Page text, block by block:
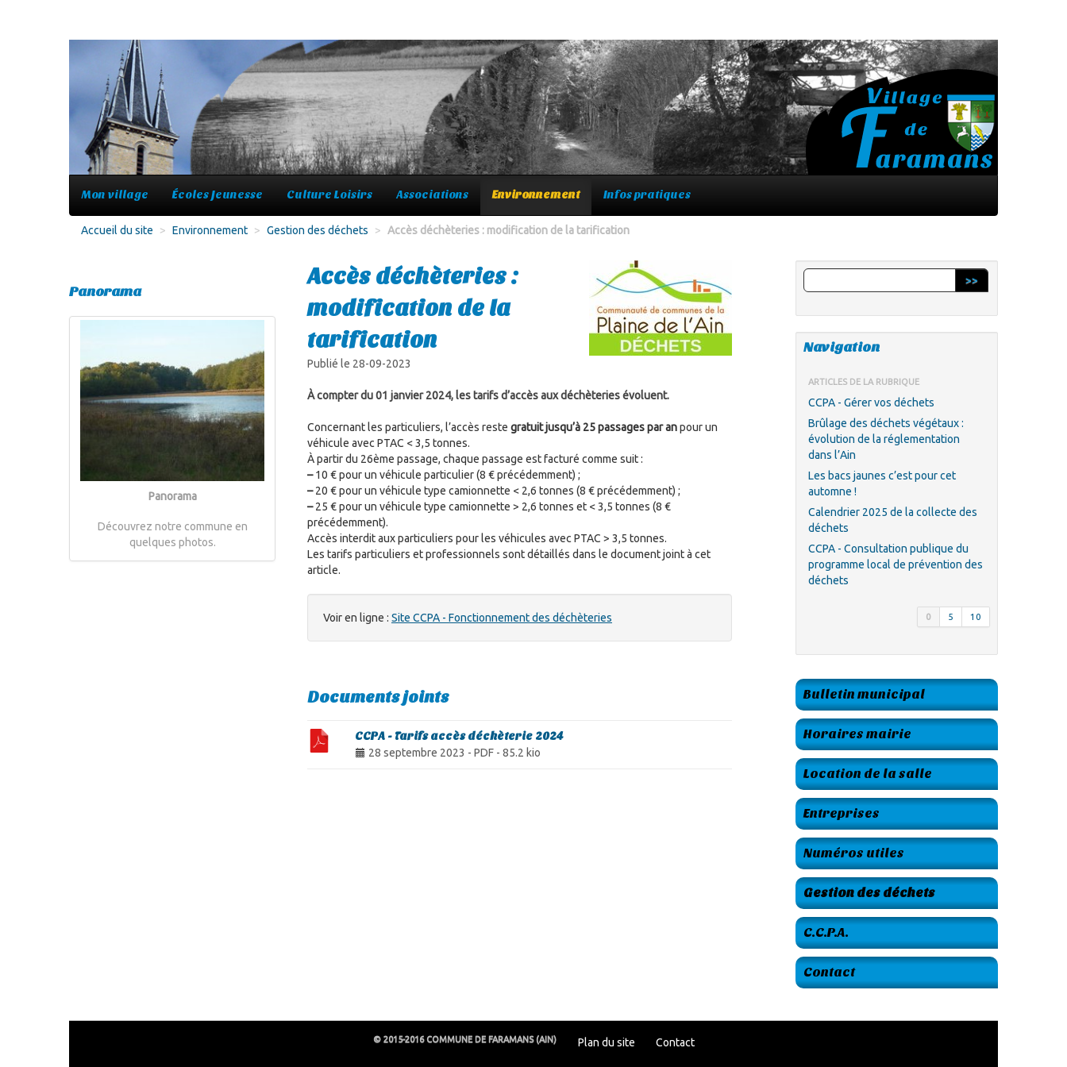
Mon village Écoles Jeunesse Culture Loisirs Associations Environnement Infos pratiques
Accueil du site > Environnement > Gestion des déchets > Accès déchèteries : modification de la tarification
Accès déchèteries :
modification de la
tarification
Publié le 28-09-2023
À compter du 01 janvier 2024, les tarifs d’accès aux déchèteries évoluent.
Concernant les particuliers, l’accès reste gratuit jusqu’à 25 passages par anpour un
véhicule avec PTAC < 3,5 tonnes.
À partir du 26ème passage, chaque passage est facturé comme suit :
–10 € pour un véhicule particulier (8 € précédemment) ;
–20 € pour un véhicule type camionnette < 2,6 tonnes (8 € précédemment) ;
–25 € pour un véhicule type camionnette > 2,6 tonnes et < 3,5 tonnes (8 €
précédemment).
Accès interdit aux particuliers pour les véhicules avec PTAC > 3,5 tonnes.
Les tarifs particuliers et professionnels sont détaillés dans le document joint à cet
article.
Voir en ligne : Site CCPA - Fonctionnement des déchèteries
Documents joints
CCPA - Tarifs accès déchèterie 2024
28 septembre 2023 - PDF - 85.2 kio
>>
Navigation
ARTICLES DE LA RUBRIQUE
CCPA - Gérer vos déchets
Brûlage des déchets végétaux :
évolution de la réglementation
dans l’Ain
Les bacs jaunes c’est pour cet
automne !
Calendrier 2025 de la collecte des
déchets
CCPA - Consultation publique du
programme local de prévention des
déchets
0 5 10
Bulletin municipal
Horaires mairie
Location de la salle
Entreprises
Numéros utiles
Gestion des déchets
C.C.P.A.
Contact
Panorama
Panorama
Découvrez notre commune en
quelques photos.
© 2015-2016 COMMUNE DE FARAMANS (AIN) Plan du site Contact